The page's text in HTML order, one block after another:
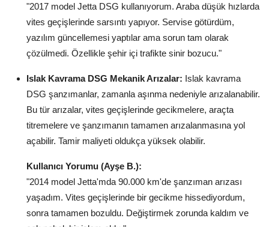
"2017 model Jetta DSG kullanıyorum. Araba düşük hızlarda
vites geçişlerinde sarsıntı yapıyor. Servise götürdüm,
yazılım güncellemesi yaptılar ama sorun tam olarak
çözülmedi. Özellikle şehir içi trafikte sinir bozucu."
Islak Kavrama DSG Mekanik Arızalar: Islak kavrama
DSG şanzımanlar, zamanla aşınma nedeniyle arızalanabilir.
Bu tür arızalar, vites geçişlerinde gecikmelere, araçta
titremelere ve şanzımanın tamamen arızalanmasına yol
açabilir. Tamir maliyeti oldukça yüksek olabilir.
Kullanıcı Yorumu (Ayşe B.):
"2014 model Jetta'mda 90.000 km'de şanzıman arızası
yaşadım. Vites geçişlerinde bir gecikme hissediyordum,
sonra tamamen bozuldu. Değiştirmek zorunda kaldım ve